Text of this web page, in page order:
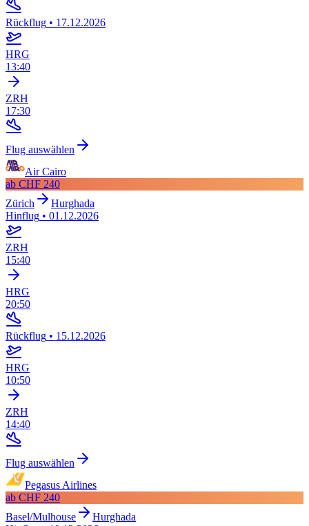
Rückflug • 17.12.2026
HRG
13:40
ZRH
17:30
Flug auswählen
Air Cairo
ab CHF 240
Zürich
Hurghada
Hinflug • 01.12.2026
ZRH
15:40
HRG
20:50
Rückflug • 15.12.2026
HRG
10:50
ZRH
14:40
Flug auswählen
Pegasus Airlines
ab CHF 240
Basel/Mulhouse
Hurghada